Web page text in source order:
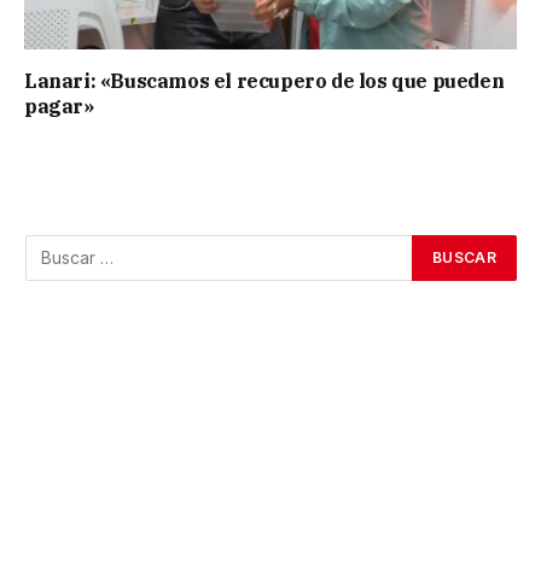
Lanari: «Buscamos el recupero de los que pueden
pagar»